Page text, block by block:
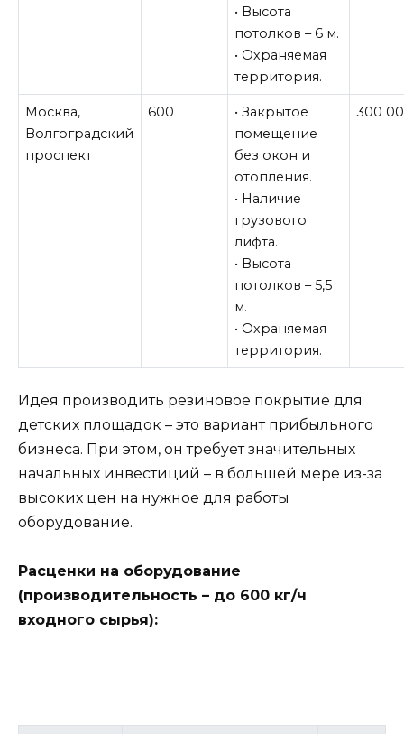
• Высота
потолков – 6 м.
• Охраняемая
территория.
Москва,
Волгоградский
проспект
600
• Закрытое
помещение
без окон и
отопления.
• Наличие
грузового
лифта.
• Высота
потолков – 5,5
м.
• Охраняемая
территория.
300
Идея производить резиновое покрытие для
детских площадок – это вариант прибыльного
бизнеса. При этом, он требует значительных
начальных инвестиций – в большей мере из-за
высоких цен на нужное для работы
оборудование.
Расценки на оборудование
(производительность – до 600 кг/ч
входного сырья):